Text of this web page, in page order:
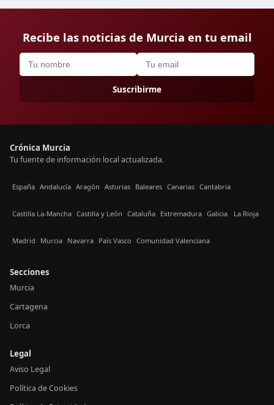
Recibe las noticias de Murcia en tu email
Suscribirme
Crónica Murcia
Tu fuente de información local actualizada.
España Andalucía Aragón Asturias Baleares Canarias Cantabria
Castilla La-Mancha Castilla y León Cataluña Extremadura Galicia La Rioja
Madrid Murcia Navarra País Vasco Comunidad Valenciana
Secciones
Murcia
Cartagena
Lorca
Legal
Aviso Legal
Política de Cookies